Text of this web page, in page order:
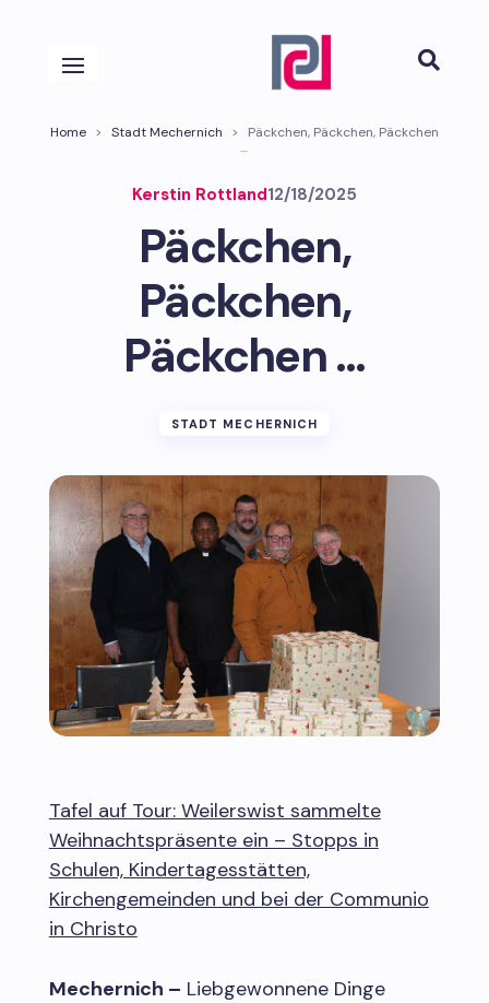

Home > Stadt Mechernich >
Päckchen, Päckchen, Päckchen
…
Kerstin Rottland12/18/2025
Päckchen,
Päckchen,
Päckchen …
STADT MECHERNICH
Tafel auf Tour: Weilerswist sammelte
Weihnachtspräsente ein – Stopps in
Schulen, Kindertagesstätten,
Kirchengemeinden und bei der Communio
in Christo
Mechernich – Liebgewonnene Dinge